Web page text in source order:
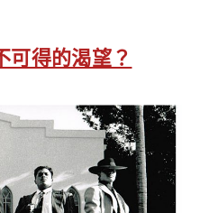
可得的渴望？